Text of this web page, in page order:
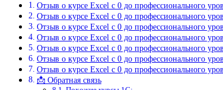
Отзыв о курсе Excel с 0 до профессионального
Отзыв о курсе Excel с 0 до профессионального
Отзыв о курсе Excel с 0 до профессионального
Отзыв о курсе Excel с 0 до профессионального
Отзыв о курсе Excel с 0 до профессионального
Отзыв о курсе Excel с 0 до профессионального
Отзыв о курсе Excel с 0 до профессионального
📩 Обратная связь